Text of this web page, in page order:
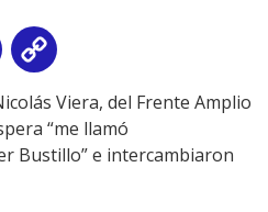
Email
Link
Viera, del Frente Amplio
“me llamó
Bustillo” e intercambiaron